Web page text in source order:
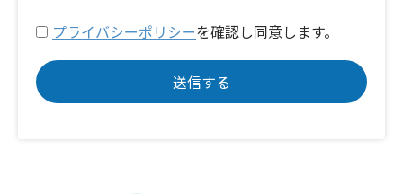
プライバシーポリシーを確認し同意します。